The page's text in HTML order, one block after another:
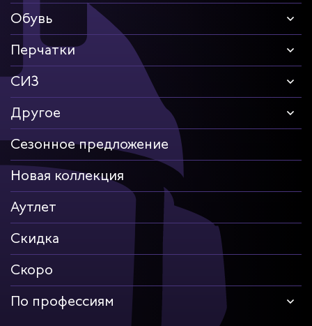
Обувь
Перчатки
СИЗ
Другое
Сезонное предложение
Новая коллекция
Аутлет
Скидка
Скоро
По профессиям